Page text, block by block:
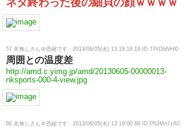
ネタ終わった後の細貝の顔ｗｗｗｗ
57 名無しさん＠恐縮です：2013/06/05(水) 13:18:19.19 ID:TPtDbNHl0
周囲との温度差
http://amd.c.yimg.jp/amd/20130605-00000013-
nksports-000-4-view.jpg
60 名無しさん＠恐縮です：2013/06/05(水) 13:19:00.69 ID:P5JMn7zA0